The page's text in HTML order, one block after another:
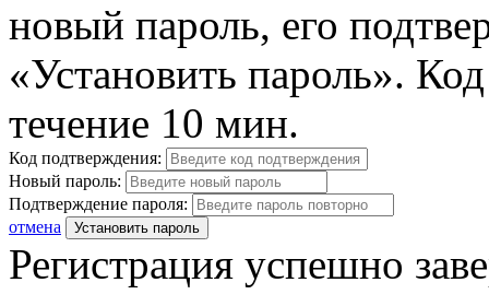
новый пароль, его
«Установить пароль».
течение 10 мин.
Код подтверждения:
Новый пароль:
Подтверждение пароля:
отмена
Установить пароль
Регистрация успешно